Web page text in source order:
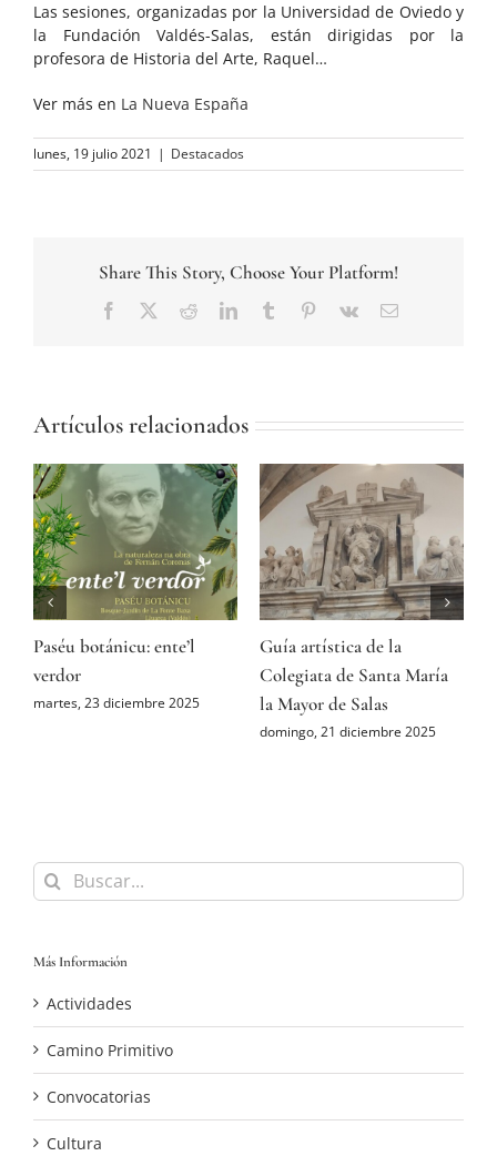
Las sesiones, organizadas por la Universidad de Oviedo y
la Fundación Valdés-Salas, están dirigidas por la
profesora de Historia del Arte, Raquel…
Ver más en La Nueva España
lunes, 19 julio 2021 | Destacados
Share This Story, Choose Your Platform!
Facebook
TwitterRedditLinkedInTumblr Pinterest
Vk
Correo
Artículos relacionados
Paséu botánicu: ente’l
verdor
martes, 23 diciembre 2025
Guía artística de la
Colegiata de Santa María
la Mayor de Salas
domingo, 21 diciembre 2025
Buscar:
Más Información
Actividades
Camino Primitivo
Convocatorias
Cultura